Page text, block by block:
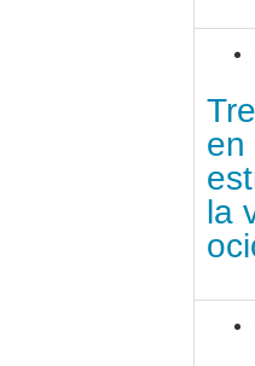
en
la